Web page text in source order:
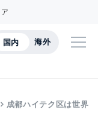
国内 海外
成都ハイテク区は世界